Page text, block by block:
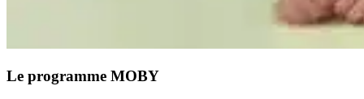
Le programme MOBY